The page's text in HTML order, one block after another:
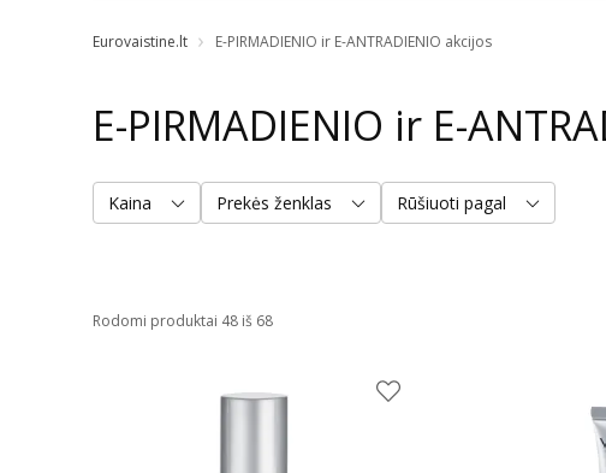
Eurovaistine.lt E-PIRMADIENIO ir E-ANTRADIENIO akcijos
E-PIRMADIENIO ir E-
Kaina Prekės ženklas Rūšiuoti pagal
Rodomi produktai 48 iš 68